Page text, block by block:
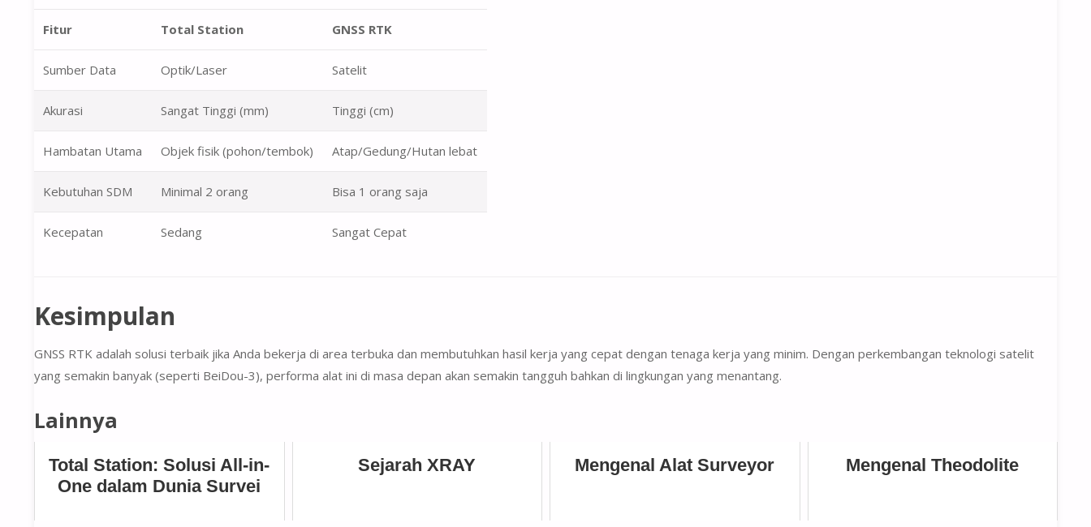
Fitur Total Station GNSS RTK
Sumber Data Optik/Laser Satelit
Akurasi Sangat Tinggi (mm) Tinggi (cm)
Hambatan Utama Objek fisik (pohon/tembok) Atap/Gedung/Hutan lebat
Kebutuhan SDM Minimal 2 orang Bisa 1 orang saja
Kecepatan Sedang Sangat Cepat
Kesimpulan
GNSS RTK adalah solusi terbaik jika Anda bekerja di area terbuka dan membutuhkan hasil kerja yang cepat dengan tenaga kerja yang minim. Dengan perkembangan teknologi satelit
yang semakin banyak (seperti BeiDou-3), performa alat ini di masa depan akan semakin tangguh bahkan di lingkungan yang menantang.
Lainnya
Total Station: Solusi All-in-
One dalam Dunia Survei
Sejarah XRAY Mengenal Alat Surveyor Mengenal Theodolite